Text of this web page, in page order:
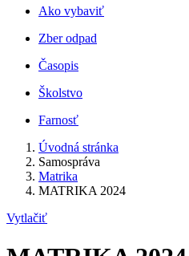
Ako vybaviť
Zber odpad
Časopis
Školstvo
Farnosť
Úvodná stránka
Samospráva
Matrika
MATRIKA 2024
Vytlačiť